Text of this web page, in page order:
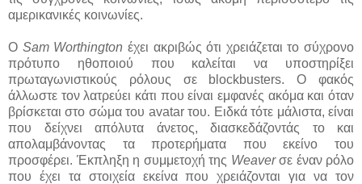
αμερικανικές κοινωνίες.
Ο Sam Worthington έχει ακριβώς ότι χρειάζεται το σύχρονο
πρότυπο ηθοποιού που καλείται να υποστηρίξει
πρωταγωνιστικούς ρόλους σε blockbusters. Ο φακός
άλλωστε τον λατρεύει κάτι που είναι εμφανές ακόμα και όταν
βρίσκεται στο σώμα του avatar του. Ειδκά τότε μάλιστα, είναι
που δείχνει απόλυτα άνετος, διασκεδάζοντάς το και
απολαμβάνοντας τα προτερήματα που εκείνο του
προσφέρει. Έκπληξη η συμμετοχή της Weaverσε έναν ρόλο
που έχει τα στοιχεία εκείνα που χρειάζονται για να τον